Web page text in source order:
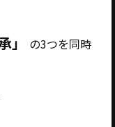
」
の3つを同時